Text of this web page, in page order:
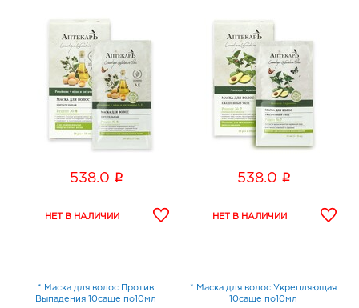
538.0 i 538.0 i
* Маска для волос Против
Выпадения 10саше по10мл
* Маска для волос Укрепляющая
10саше по10мл